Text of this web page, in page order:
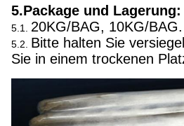
5.Package und Lagerung:
5.1. 20KG/BAG, 10KG/BAG.
5.2. Bitte halten Sie
Sie in einem trockenen